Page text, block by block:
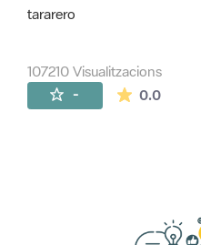
tararero
107210 Visualitzacions
- 0.0La